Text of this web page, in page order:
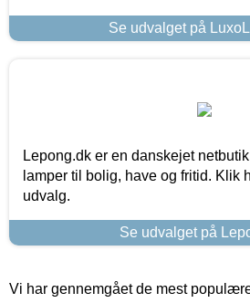
Se udvalget på
Lepong.dk er en danskejet
lamper til bolig, have og fritid. Klik
udvalg.
Se udvalget på
Vi har gennemgået de mest